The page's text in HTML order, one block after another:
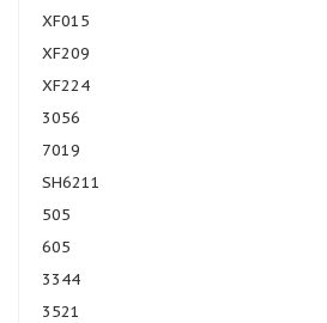
XF015
XF209
XF224
3056
7019
SH6211
505
605
3344
3521